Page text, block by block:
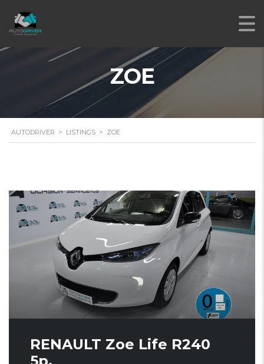
ZOE
AUTODRIVER > LISTINGS > ZOE
RENAULT Zoe Life R240